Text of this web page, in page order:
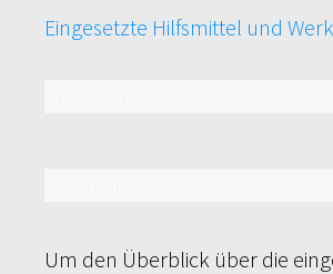
Eingesetzte Hilfsmittel und
Um den Überblick über die